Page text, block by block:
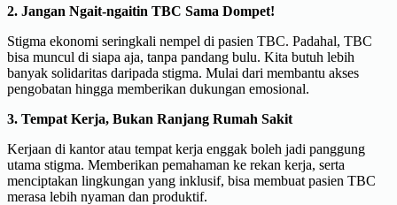
2. Jangan Ngait-ngaitin TBC Sama Dompet!
Stigma ekonomi seringkali nempel di pasien TBC. Padahal, TBC
bisa muncul di siapa aja, tanpa pandang bulu. Kita butuh lebih
banyak solidaritas daripada stigma. Mulai dari membantu akses
pengobatan hingga memberikan dukungan emosional.
3. Tempat Kerja, Bukan Ranjang Rumah Sakit
Kerjaan di kantor atau tempat kerja enggak boleh jadi panggung
utama stigma. Memberikan pemahaman ke rekan kerja, serta
menciptakan lingkungan yang inklusif, bisa membuat pasien TBC
merasa lebih nyaman dan produktif.